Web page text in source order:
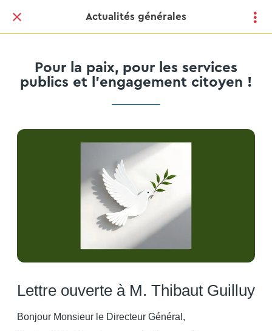
Actualités générales
Pour la paix, pour les services
publics et l'engagement citoyen !
Lettre ouverte à M. Thibaut Guilluy
Bonjour Monsieur le Directeur Général,